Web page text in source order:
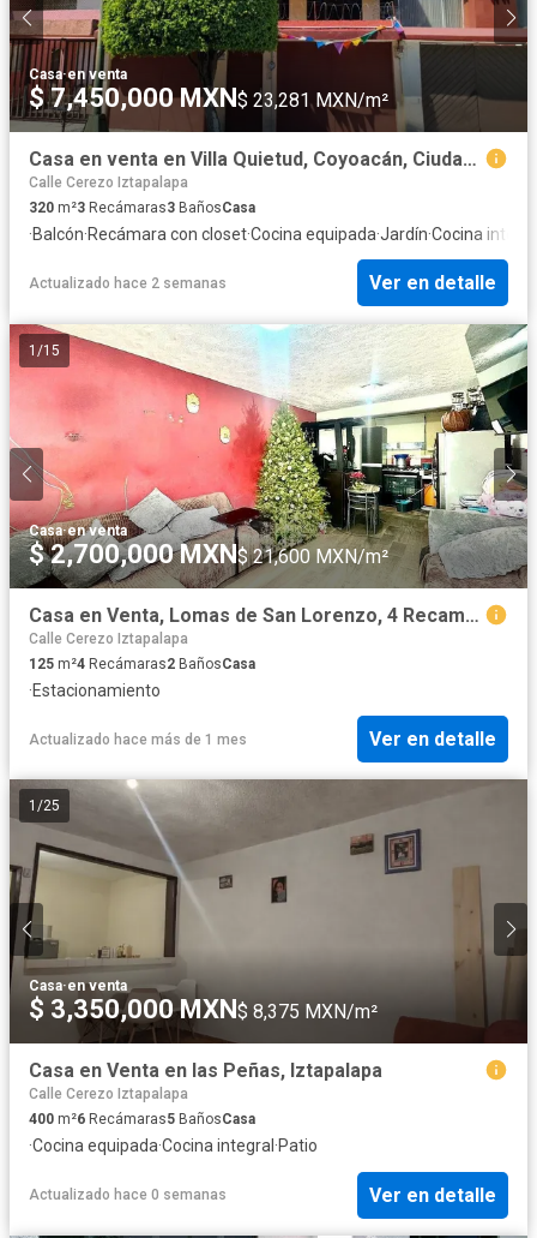
Casa·en venta
$ 7,450,000 MXN $ 23,281 MXN/m²
Casa en venta en Villa Quietud, Coyoacán, Ciudad de México
Calle Cerezo Iztapalapa
320 m²3 Recámaras3 BañosCasa
·Balcón·Recámara con closet·Cocina equipada·Jardín·Cocina
Actualizado hace 2 semanas Ver en detalle
1 /15
Casa·en venta
$ 2,700,000 MXN$ 21,600 MXN/m²
Casa en Venta, Lomas de San Lorenzo, 4 Recamaras
Calle Cerezo Iztapalapa
125 m²4 Recámaras2 BañosCasa
·Estacionamiento
Actualizado hace más de 1 mes Ver en detalle
1 /25
Casa·en venta
$ 3,350,000 MXN $ 8,375 MXN/m²
Casa en Venta en las Peñas, Iztapalapa
Calle Cerezo Iztapalapa
400 m²6 Recámaras5 BañosCasa
·Cocina equipada·Cocina integral ·Patio
Actualizado hace 0 semanas Ver en detalle